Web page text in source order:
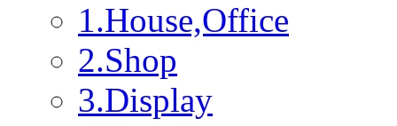
1.House,Office
2.Shop
3.Display